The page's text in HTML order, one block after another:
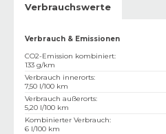
Verbrauchswerte
Verbrauch & Emissionen
CO2-Emission kombiniert:
133 g/km
Verbrauch innerorts:
7,50 l/100 km
Verbrauch außerorts:
5,20 l/100 km
Kombinierter Verbrauch:
6 l/100 km